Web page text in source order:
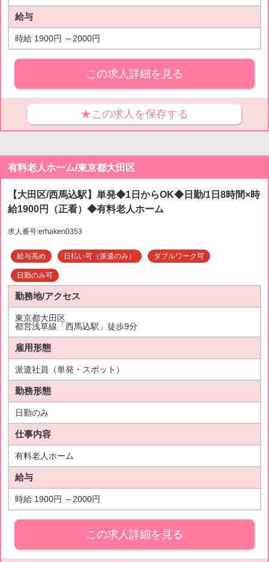
給与
時給 1900円 ～2000円
この求人詳細を見る
★この求人を保存する
有料老人ホーム/東京都大田区
【大田区/西馬込駅】単発◆1日からOK◆日勤/1日8時間×時
給1900円（正看）◆有料老人ホーム
求人番号:erhaken0353
給与高め 日払い可（派遣のみ） ダブルワーク可
日勤のみ可
勤務地/アクセス
東京都大田区
都営浅草線「西馬込駅」徒歩9分
雇用形態
派遣社員（単発・スポット）
勤務形態
日勤のみ
仕事内容
有料老人ホーム
給与
時給 1900円 ～2000円
この求人詳細を見る